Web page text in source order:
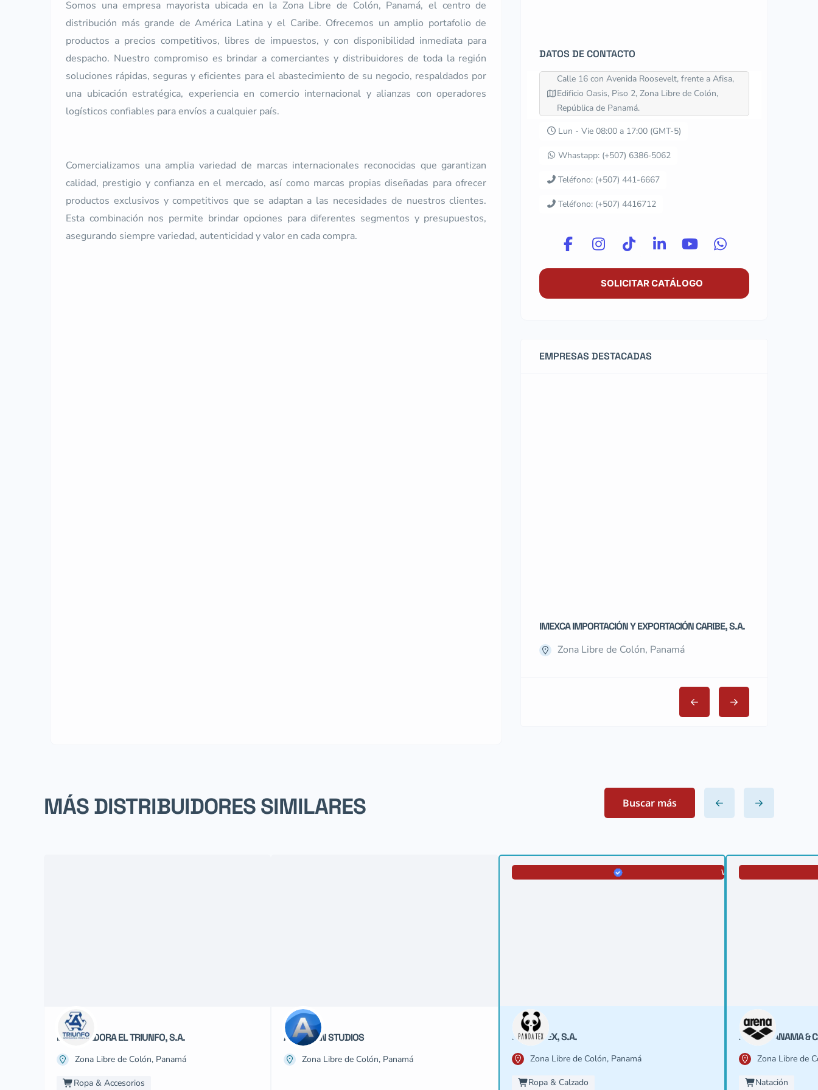
Somos una empresa mayorista ubicada en la Zona Libre de Colón, Panamá, el centro de
distribución más grande de América Latina y el Caribe. Ofrecemos un amplio portafolio de
productos a precios competitivos, libres de impuestos, y con disponibilidad inmediata para
despacho. Nuestro compromiso es brindar a comerciantes y distribuidores de toda la región
soluciones rápidas, seguras y eficientes para el abastecimiento de su negocio, respaldados por
una ubicación estratégica, experiencia en comercio internacional y alianzas con operadores
logísticos confiables para envíos a cualquier país.
Comercializamos una amplia variedad de marcas internacionales reconocidas que garantizan
calidad, prestigio y confianza en el mercado, así como marcas propias diseñadas para ofrecer
productos exclusivos y competitivos que se adaptan a las necesidades de nuestros clientes.
Esta combinación nos permite brindar opciones para diferentes segmentos y presupuestos,
asegurando siempre variedad, autenticidad y valor en cada compra.
DATOS DE CONTACTO
Calle 16 con Avenida Roosevelt, frente a Afisa,
Edificio Oasis, Piso 2, Zona Libre de Colón,
República de Panamá.
Lun - Vie 08:00 a 17:00 (GMT-5)
Whastapp: ‪(+507) 6386‑5062‬
Teléfono: (+507) 441-6667
Teléfono: (+507) 4416712
SOLICITAR CATÁLOGO
EMPRESAS DESTACADAS
IMEXCA IMPORTACIÓN Y EXPORTACIÓN CARIBE, S.A.
Zona Libre de Colón, Panamá
MÁS DISTRIBUIDORES SIMILARES Buscar más
IMPORTADORA EL TRIUNFO, S.A.
Zona Libre de Colón, Panamá
Ropa & Accesorios
AMERICAN STUDIOS
Zona Libre de Colón, Panamá
VERIFICADA
PANDA TEX, S.A.
Zona Libre de Colón, Panamá
Ropa & Calzado
ARENA PANAMA &
Zona Libre de
Natación